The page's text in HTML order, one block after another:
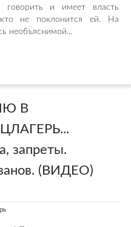
говорить и имеет власть
не поклонится ей. На
необъяснимой...
В
запреты.
(ВИДЕО)